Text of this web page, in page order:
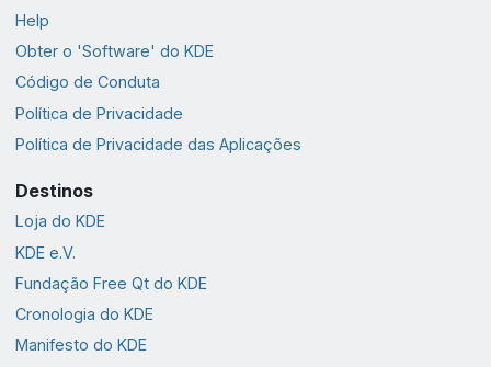
Help
Obter o 'Software' do KDE
Código de Conduta
Política de Privacidade
Política de Privacidade das Aplicações
Destinos
Loja do KDE
KDE e.V.
Fundação Free Qt do KDE
Cronologia do KDE
Manifesto do KDE